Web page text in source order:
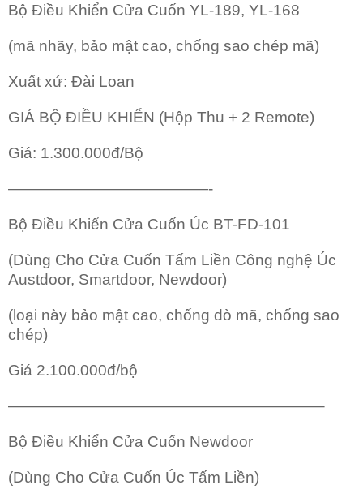
Bộ Điều Khiển Cửa Cuốn YL-189, YL-168
(mã nhãy, bảo mật cao, chống sao chép mã)
Xuất xứ: Đài Loan
GIÁ BỘ ĐIỀU KHIỂN (Hộp Thu + 2 Remote)
Giá: 1.300.000đ/Bộ
—————————————-
Bộ Điều Khiển Cửa Cuốn Úc BT-FD-101
(Dùng Cho Cửa Cuốn Tấm Liền Công nghệ Úc
Austdoor, Smartdoor, Newdoor)
(loại này bảo mật cao, chống dò mã, chống sao
chép)
Giá 2.100.000đ/bộ
————————————————————–
Bộ Điều Khiển Cửa Cuốn Newdoor
(Dùng Cho Cửa Cuốn Úc Tấm Liền)